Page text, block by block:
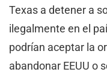
Texas a detener a
ilegalmente en el
podrían aceptar la
abandonar EEUU o